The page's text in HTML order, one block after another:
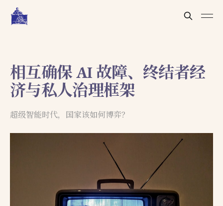
相互确保 AI 故障、终结者经
济与私人治理框架
超级智能时代，国家该如何博弈？